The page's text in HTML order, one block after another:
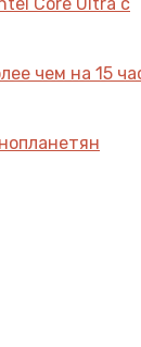
чем на 15